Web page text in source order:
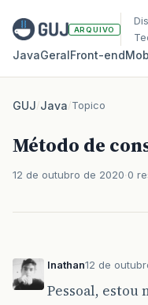
ARQUIVO
JavaGeralFront‑end
GUJ/Java/Topico
Método de
12 de outubro de 2020 0
Inathan12 de
Pessoal, estou